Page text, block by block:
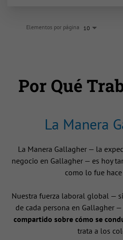
Elementos por página 10
Por Qué
La Manera
La Manera Gallagher — la
negocio en Gallagher — es hoy
como lo fue
Nuestra fuerza laboral global —
de cada persona en Gallagher
compartido sobre cómo se
trata a los